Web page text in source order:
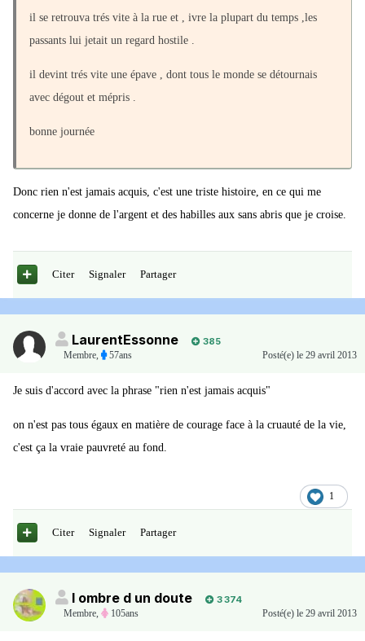
il se retrouva trés vite à la rue et , ivre la plupart du temps ,les
passants lui jetait un regard hostile .
il devint trés vite une épave , dont tous le monde se détournais
avec dégout et mépris .
bonne journée
Donc rien n'est jamais acquis, c'est une triste histoire, en ce qui me
concerne je donne de l'argent et des habilles aux sans abris que je croise.
Citer Signaler Partager
LaurentEssonne
385
Membre
57ans Posté(e) le 29 avril 2013
Je suis d'accord avec la phrase "rien n'est jamais acquis"
on n'est pas tous égaux en matière de courage face à la cruauté de la vie,
c'est ça la vraie pauvreté au fond.
1
Citer Signaler Partager
l ombre d un doute
3 374
Membre, 105ans Posté(e) le 29 avril 2013